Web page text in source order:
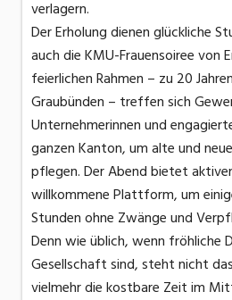
verlagern.
Der Erholung dienen glückliche
auch die KMU-Frauensoiree von
feierlichen Rahmen – zu 20
Graubünden – treffen sich
Unternehmerinnen und
ganzen Kanton, um alte und
pflegen. Der Abend bietet
willkommene Plattform, um
Stunden ohne Zwänge und
Denn wie üblich, wenn fröhliche
Gesellschaft sind, steht nicht
vielmehr die kostbare Zeit im